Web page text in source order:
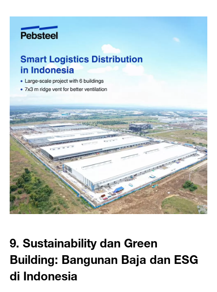
9. Sustainability dan Green
Building: Bangunan Baja dan ESG
di Indonesia